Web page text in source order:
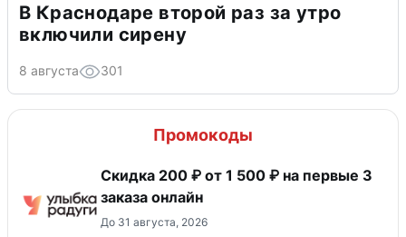
В Краснодаре второй раз за утро
включили сирену
8 августа 301
Промокоды
Скидка 200 ₽ от 1 500 ₽ на первые 3
заказа онлайн
До 31 августа, 2026